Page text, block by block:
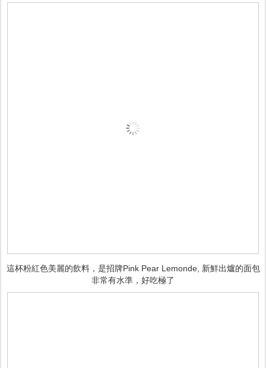
這杯粉紅色美麗的飲料，是招牌Pink Pear Lemonde, 新鮮出爐的面包
非常有水準，好吃極了